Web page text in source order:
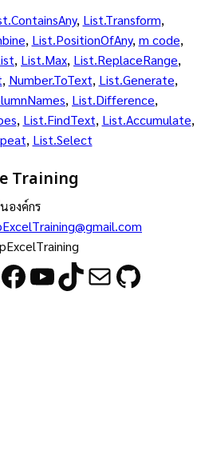
, List.Transform ,
, List.PositionOfAny, m code ,
, List.Max, List.ReplaceRange
, Number.ToText, List.Generate ,
, List.Difference
, List.FindText, List.Accumulate ,
, List.Select
Training
องค์กร
Facebook YouTube TikTok Mail GitHub